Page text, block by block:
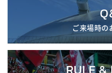
ご来場時の
RULE &